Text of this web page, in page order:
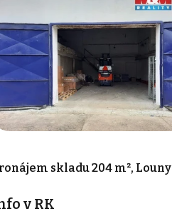
skladu 204 m², Louny
v RK